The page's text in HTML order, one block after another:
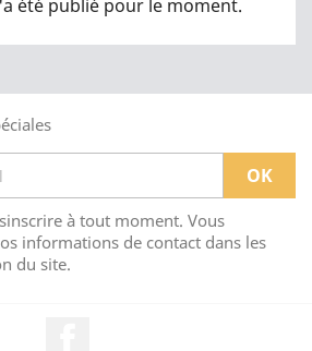
été publié pour le moment.
à tout moment. Vous
informations de contact dans les
du site.